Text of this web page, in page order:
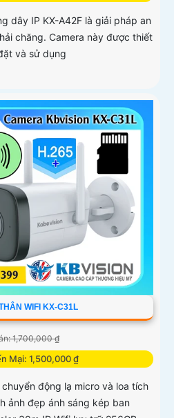
dây IP KX-A42F là giải pháp an
chăng. Camera này được thiết
và sử dụng
WIFI KX-C31L
1,700,000 ₫
Mại: 1,500,000 ₫
chuyển động lạ micro và loa tích
ảnh đẹp ánh sáng kép ban